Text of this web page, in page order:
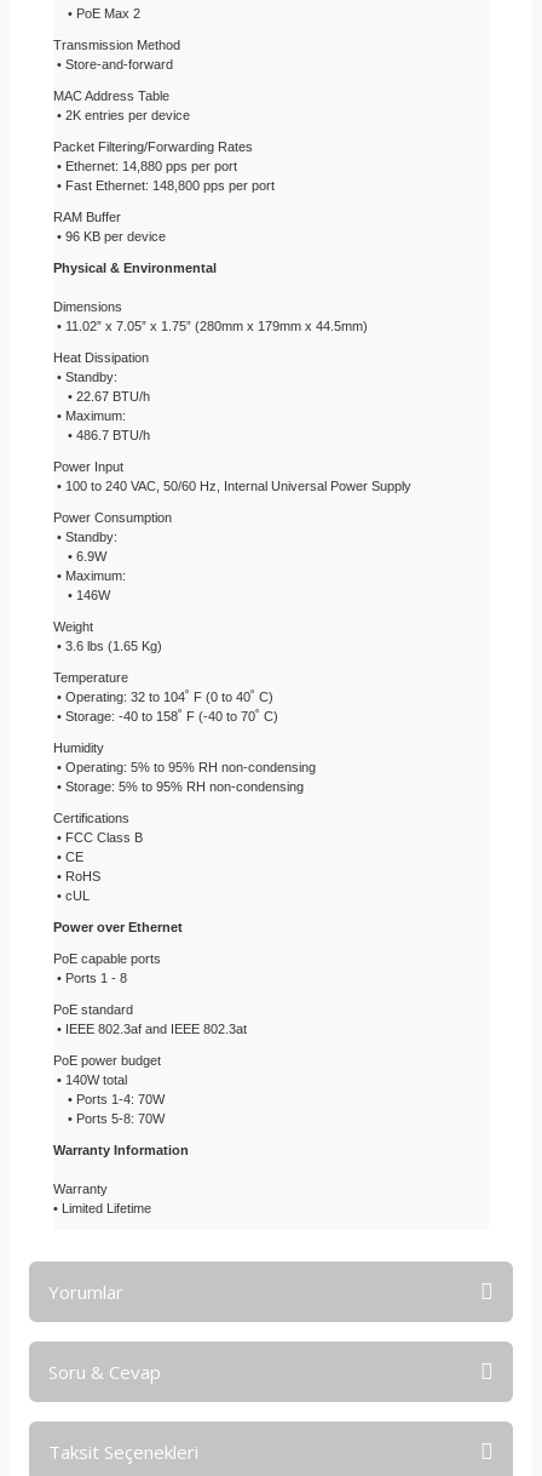
• PoE Max 2
Transmission Method
• Store-and-forward
MAC Address Table
• 2K entries per device
Packet Filtering/Forwarding Rates
• Ethernet: 14,880 pps per port
• Fast Ethernet: 148,800 pps per port
RAM Buffer
• 96 KB per device
Physical & Environmental
Dimensions
• 11.02” x 7.05” x 1.75” (280mm x 179mm x 44.5mm)
Heat Dissipation
• Standby:
• 22.67 BTU/h
• Maximum:
• 486.7 BTU/h
Power Input
• 100 to 240 VAC, 50/60 Hz, Internal Universal Power Supply
Power Consumption
• Standby:
• 6.9W
• Maximum:
• 146W
Weight
• 3.6 lbs (1.65 Kg)
Temperature
• Operating: 32 to 104˚ F (0 to 40˚ C)
• Storage: -40 to 158˚ F (-40 to 70˚ C)
Humidity
• Operating: 5% to 95% RH non-condensing
• Storage: 5% to 95% RH non-condensing
Certifications
• FCC Class B
• CE
• RoHS
• cUL
Power over Ethernet
PoE capable ports
• Ports 1 - 8
PoE standard
• IEEE 802.3af and IEEE 802.3at
PoE power budget
• 140W total
• Ports 1-4: 70W
• Ports 5-8: 70W
Warranty Information
Warranty
• Limited Lifetime
Yorumlar
Soru & Cevap
Ürün hakkında henüz soru sorulmamış.
Taksit Seçenekleri